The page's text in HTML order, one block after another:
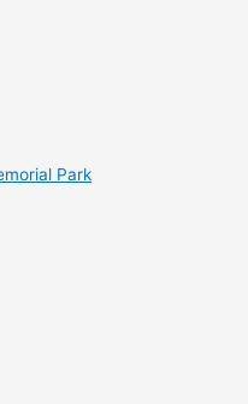
Park